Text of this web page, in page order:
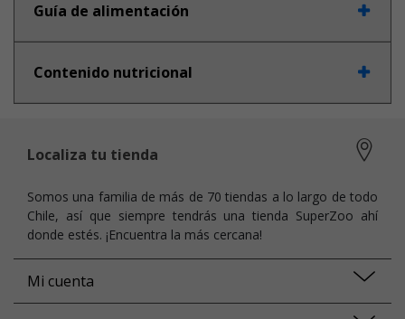
Guía de alimentación
Contenido nutricional
Localiza tu tienda
Somos una familia de más de 70 tiendas a lo largo de todo
Chile, así que siempre tendrás una tienda SuperZoo ahí
donde estés. ¡Encuentra la más cercana!
Mi cuenta